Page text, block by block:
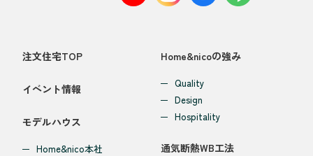
注文住宅TOP
イベント情報
モデルハウス
Home&nico本社
Home&nicoの強み
Quality
Design
Hospitality
通気断熱WB工法